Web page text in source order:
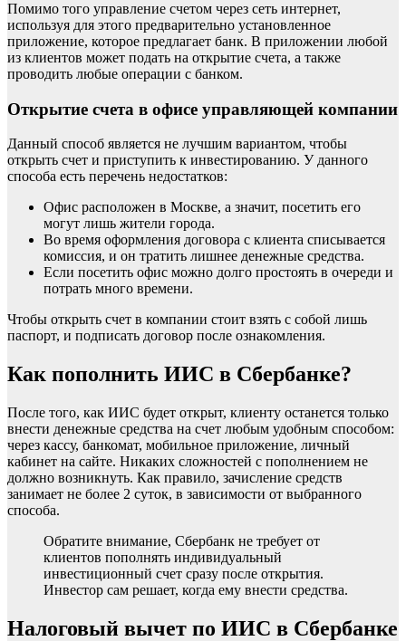
Помимо того управление счетом через сеть интернет,
используя для этого предварительно установленное
приложение, которое предлагает банк. В приложении любой
из клиентов может подать на открытие счета, а также
проводить любые операции с банком.
Открытие счета в офисе управляющей компании
Данный способ является не лучшим вариантом, чтобы
открыть счет и приступить к инвестированию. У данного
способа есть перечень недостатков:
Офис расположен в Москве, а значит, посетить его
могут лишь жители города.
Во время оформления договора с клиента списывается
комиссия, и он тратить лишнее денежные средства.
Если посетить офис можно долго простоять в очереди и
потрать много времени.
Чтобы открыть счет в компании стоит взять с собой лишь
паспорт, и подписать договор после ознакомления.
Как пополнить ИИС в Сбербанке?
После того, как ИИС будет открыт, клиенту останется только
внести денежные средства на счет любым удобным способом:
через кассу, банкомат, мобильное приложение, личный
кабинет на сайте. Никаких сложностей с пополнением не
должно возникнуть. Как правило, зачисление средств
занимает не более 2 суток, в зависимости от выбранного
способа.
Обратите внимание, Сбербанк не требует от
клиентов пополнять индивидуальный
инвестиционный счет сразу после открытия.
Инвестор сам решает, когда ему внести средства.
Налоговый вычет по ИИС в Сбербанке